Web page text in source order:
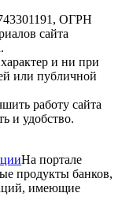
ОГРН
сайта
и ни при
или публичной
работу сайта
и удобство.
На портале
продукты банков,
имеющие